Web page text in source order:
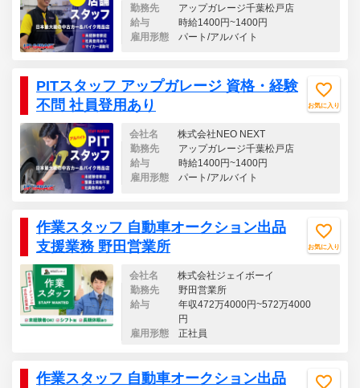
勤務先
アップガレージ千葉松戸店
給与
時給1400円~1400円
雇用形態
パート/アルバイト
PITスタッフ アップガレージ 資格・経験
不問 社員登用あり
お気に入り
会社名
株式会社NEO NEXT
勤務先
アップガレージ千葉松戸店
給与
時給1400円~1400円
雇用形態
パート/アルバイト
作業スタッフ 自動車オークション出品
支援業務 野田営業所
お気に入り
会社名
株式会社ジェイボーイ
勤務先
野田営業所
給与
年収472万4000円~572万4000
円
雇用形態
正社員
作業スタッフ 自動車オークション出品